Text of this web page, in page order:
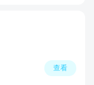
查看